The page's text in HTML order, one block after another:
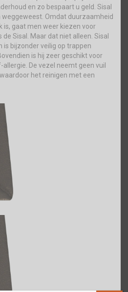
en zo bespaart u geld. Sisal
Omdat duurzaamheid
is, gaat men weer kiezen voor
Sisal. Maar dat niet alleen. Sisal
is bijzonder veilig op trappen
is hij zeer geschikt voor
De vezel neemt geen vuil
het reinigen met een